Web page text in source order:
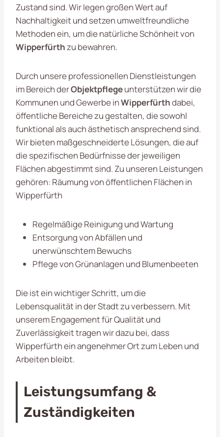
Zustand sind. Wir legen großen Wert auf
Nachhaltigkeit und setzen umweltfreundliche
Methoden ein, um die natürliche Schönheit von
Wipperfürthzu bewahren.
Durch unsere professionellen Dienstleistungen
im Bereich derObjektpflegeunterstützen wir die
Kommunen und Gewerbe inWipperfürthdabei,
öffentliche Bereiche zu gestalten, die sowohl
funktional als auch ästhetisch ansprechend sind.
Wir bieten maßgeschneiderte Lösungen, die auf
die spezifischen Bedürfnisse der jeweiligen
Flächen abgestimmt sind. Zu unseren Leistungen
gehören: Räumung von öffentlichen Flächen in
Wipperfürth
Regelmäßige Reinigung und Wartung
Entsorgung von Abfällen und
unerwünschtem Bewuchs
Pflege von Grünanlagen und Blumenbeeten
Die ist ein wichtiger Schritt, um die
Lebensqualität in der Stadt zu verbessern. Mit
unserem Engagement für Qualität und
Zuverlässigkeit tragen wir dazu bei, dass
Wipperfürth ein angenehmer Ort zum Leben und
Arbeiten bleibt.
Leistungsumfang &
Zuständigkeiten